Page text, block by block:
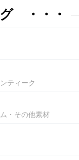
・・・
ティーク
・その他素材